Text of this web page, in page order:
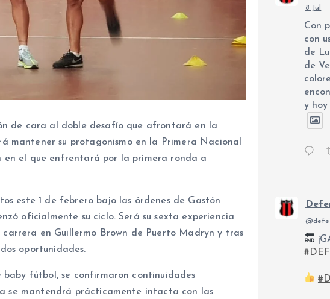
de cara al doble desafío que afrontará en la
mantener su protagonismo en la Primera Nacional
en el que enfrentará por la primera ronda a
este 1 de febrero bajo las órdenes de Gastón
oficialmente su ciclo. Será su sexta experiencia
en Guillermo Brown de Puerto Madryn y tras
oportunidades.
fútbol, se confirmaron continuidades
se mantendrá prácticamente intacta con las
8 Jul
Con
con
de
de
y